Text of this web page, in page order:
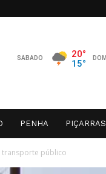
PENHA PIÇARRAS
transporte público